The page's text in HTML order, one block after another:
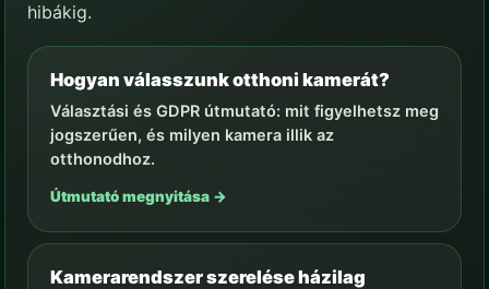
hibákig.
Hogyan válasszunk otthoni kamerát?
Választási és GDPR útmutató: mit figyelhetsz meg
jogszerűen, és milyen kamera illik az
otthonodhoz.
Útmutató megnyitása →
Kamerarendszer szerelése házilag